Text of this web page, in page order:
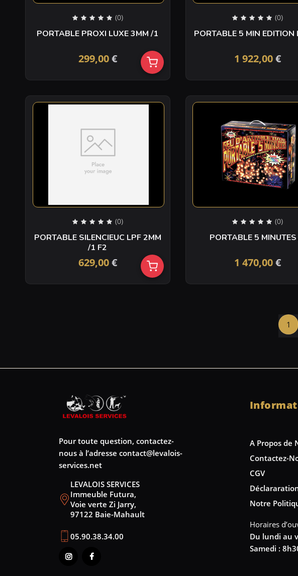
(0)
PORTABLE PROXI LUXE 3MM /1
299,00€
(0)
PORTABLE 5 MIN EDITION
1 922,00€
(0)
PORTABLE SILENCIEUC LPF 2MM
/1 F2
629,00€
(0)
1 470,00€
1
Pour toute question, contactez-
nous à l’adresse contact@levalois-
services.net
LEVALOIS SERVICES
Immeuble Futura,
Voie verte Zi Jarry,
97122 Baie-Mahault
05.90.38.34.00
A Propos de
Contactez-
CGV
Notre
Horaires
Du lundi au
Samedi :